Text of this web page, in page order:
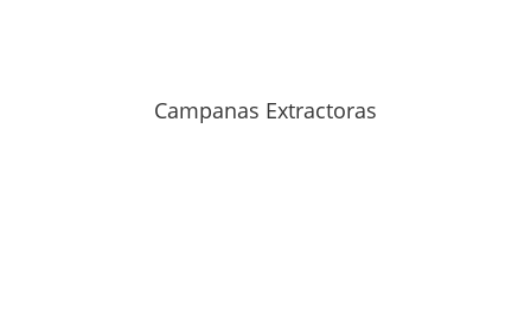
Campanas Extractoras